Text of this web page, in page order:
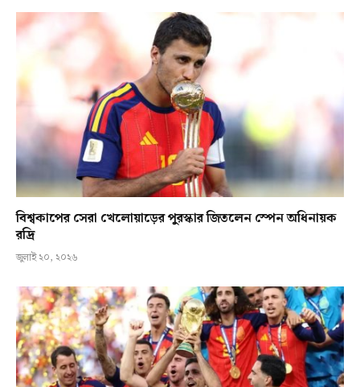
বিশ্বকাপের সেরা খেলোয়াড়ের পুরস্কার জিতলেন স্পেন অধিনায়ক
রদ্রি
জুলাই ২০, ২০২৬